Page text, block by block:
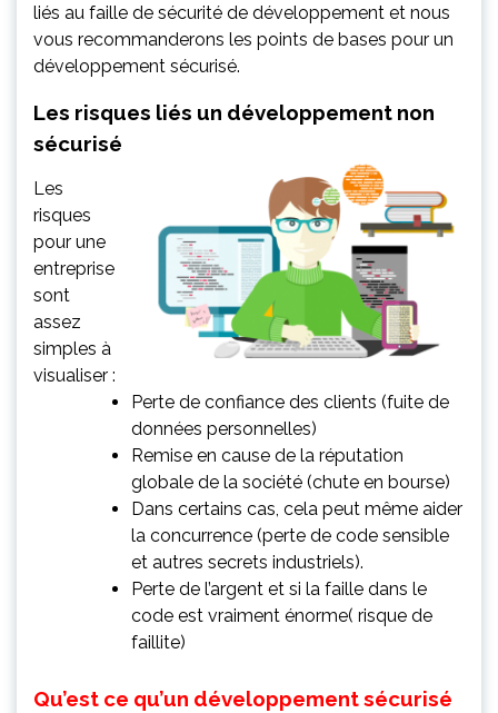
liés au faille de sécurité de développement et nous
vous recommanderons les points de bases pour un
développement sécurisé.
Les risques liés un développement non
sécurisé
Les
risques
pour une
entreprise
sont
assez
simples à
visualiser :
Perte de confiance des clients (fuite de
données personnelles)
Remise en cause de la réputation
globale de la société (chute en bourse)
Dans certains cas, cela peut même aider
la concurrence (perte de code sensible
et autres secrets industriels).
Perte de l’argent et si la faille dans le
code est vraiment énorme( risque de
faillite)
Qu’est ce qu’un développement sécurisé